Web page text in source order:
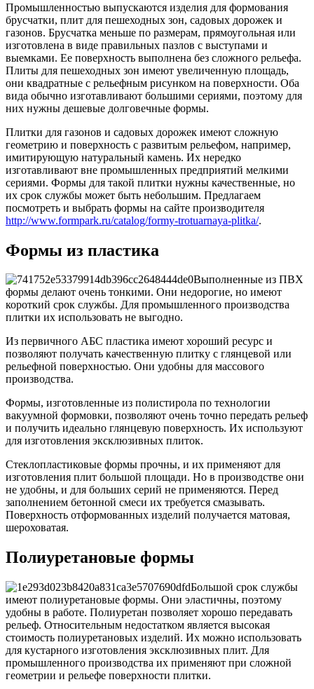
Промышленностью выпускаются изделия для формования
брусчатки, плит для пешеходных зон, садовых дорожек и
газонов. Брусчатка меньше по размерам, прямоугольная или
изготовлена в виде правильных пазлов с выступами и
выемками. Ее поверхность выполнена без сложного рельефа.
Плиты для пешеходных зон имеют увеличенную площадь,
они квадратные с рельефным рисунком на поверхности. Оба
вида обычно изготавливают большими сериями, поэтому для
них нужны дешевые долговечные формы.
Плитки для газонов и садовых дорожек имеют сложную
геометрию и поверхность с развитым рельефом, например,
имитирующую натуральный камень. Их нередко
изготавливают вне промышленных предприятий мелкими
сериями. Формы для такой плитки нужны качественные, но
их срок службы может быть небольшим. Предлагаем
посмотреть и выбрать формы на сайте производителя
http://www.formpark.ru/catalog/formy-trotuarnaya-plitka/.
Формы из пластика
Выполненные из ПВХ
формы делают очень тонкими. Они недорогие, но имеют
короткий срок службы. Для промышленного производства
плитки их использовать не выгодно.
Из первичного АБС пластика имеют хороший ресурс и
позволяют получать качественную плитку с глянцевой или
рельефной поверхностью. Они удобны для массового
производства.
Формы, изготовленные из полистирола по технологии
вакуумной формовки, позволяют очень точно передать рельеф
и получить идеально глянцевую поверхность. Их используют
для изготовления эксклюзивных плиток.
Стеклопластиковые формы прочны, и их применяют для
изготовления плит большой площади. Но в производстве они
не удобны, и для больших серий не применяются. Перед
заполнением бетонной смеси их требуется смазывать.
Поверхность отформованных изделий получается матовая,
шероховатая.
Полиуретановые формы
Большой срок службы
имеют полиуретановые формы. Они эластичны, поэтому
удобны в работе. Полиуретан позволяет хорошо передавать
рельеф. Относительным недостатком является высокая
стоимость полиуретановых изделий. Их можно использовать
для кустарного изготовления эксклюзивных плит. Для
промышленного производства их применяют при сложной
геометрии и рельефе поверхности плитки.